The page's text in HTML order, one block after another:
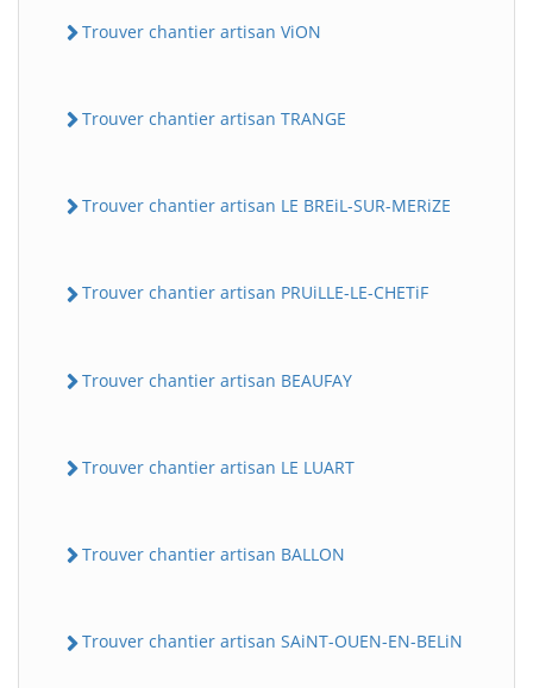
Trouver chantier artisan ViON
Trouver chantier artisan TRANGE
Trouver chantier artisan LE BREiL-SUR-MERiZE
Trouver chantier artisan PRUiLLE-LE-CHETiF
Trouver chantier artisan BEAUFAY
Trouver chantier artisan LE LUART
Trouver chantier artisan BALLON
Trouver chantier artisan SAiNT-OUEN-EN-BELiN